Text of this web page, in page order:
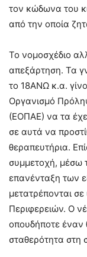
τον κώδωνα του
από την οποία
Το νομοσχέδιο
απεξάρτηση. Τα
το 18ΑΝΩ κ.α.
Οργανισμό
(ΕΟΠΑΕ) να τα
σε αυτά να
θεραπευτήρια.
συμμετοχή, μέσω
επανένταξη των
μετατρέπονται
Περιφερειών. Ο
οπουδήποτε έναν
σταθερότητα στη